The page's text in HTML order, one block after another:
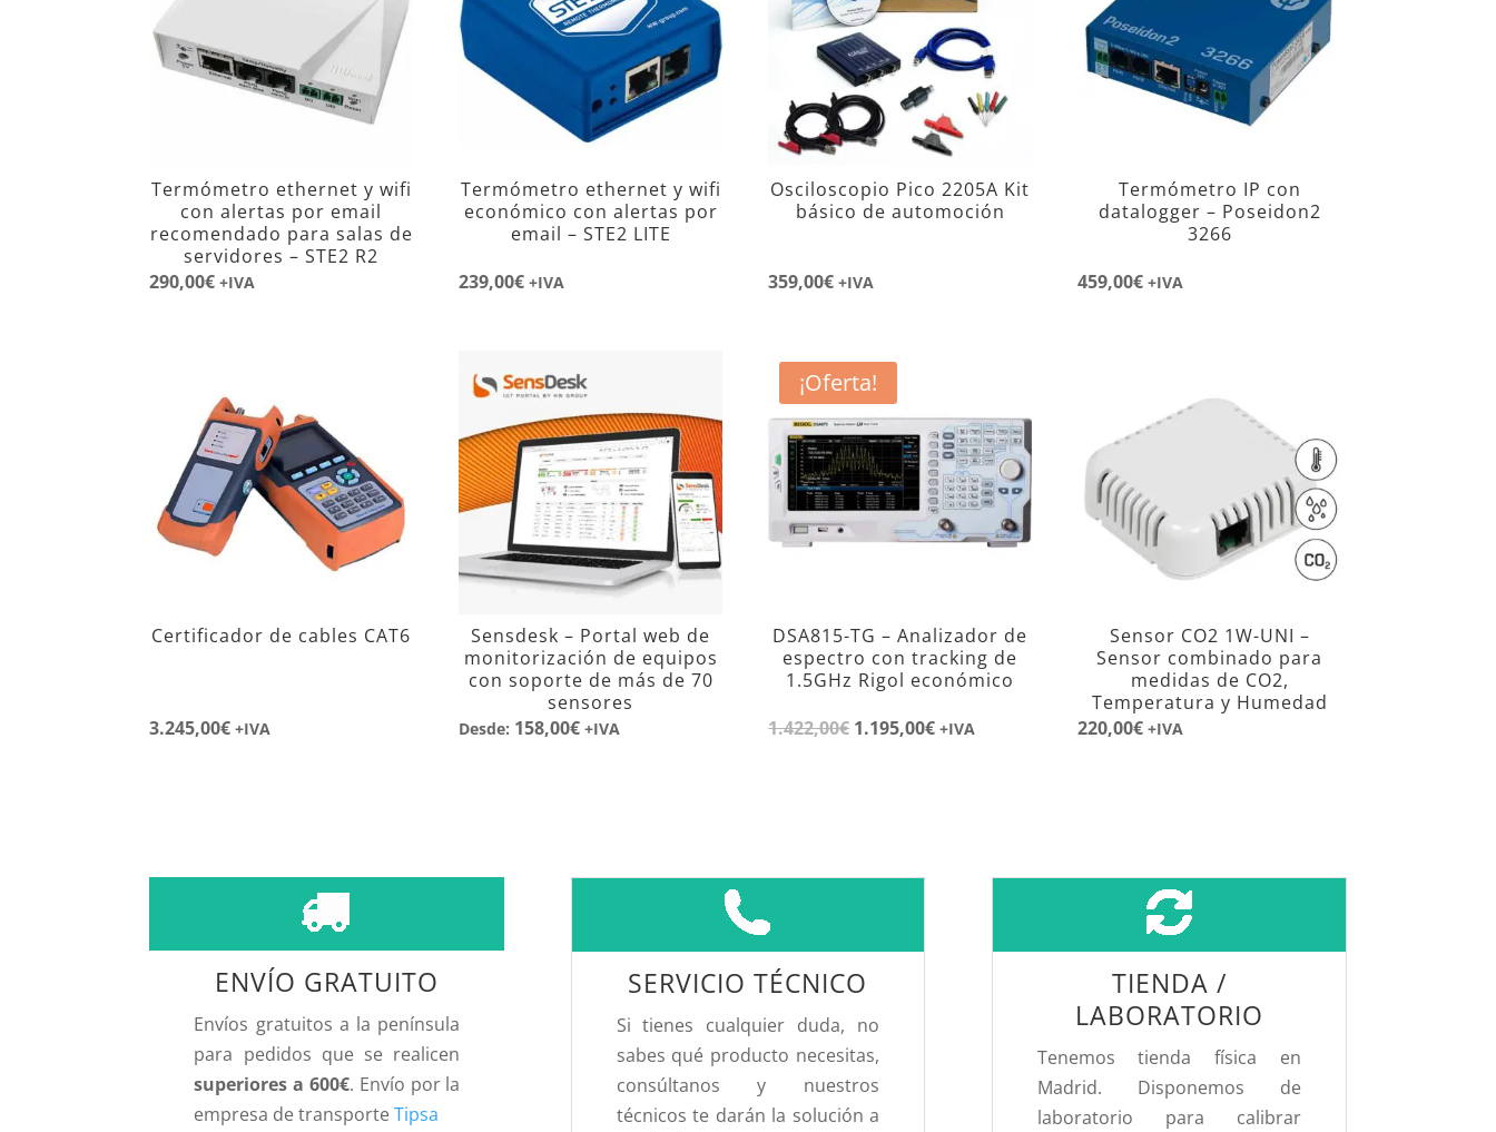
Termómetro ethernet y wifi
con alertas por email
recomendado para salas de
servidores – STE2 R2
290,00€ +IVA
Termómetro ethernet y wifi
económico con alertas por
email – STE2 LITE
239,00€ +IVA
Osciloscopio Pico 2205A Kit
básico de automoción
359,00€ +IVA
Termómetro IP con
datalogger – Poseidon2
3266
459,00€ +IVA
Certificador de cables CAT6
3.245,00€ +IVA
Sensdesk – Portal web de
monitorización de equipos
con soporte de más de 70
sensores
Desde: 158,00€ +IVA
¡Oferta!
DSA815-TG – Analizador de
espectro con tracking de
1.5GHz Rigol económico
1.422,00€ El
1.195,00€El+IVA
Sensor CO2 1W-UNI –
Sensor combinado para
medidas de CO2,
Temperatura y Humedad
220,00€ +IVA
ENVÍO GRATUITO
Envíos gratuitos a la península
para pedidos que se realicen
superiores a 600€. Envío por la
empresa de transporteTipsa
SERVICIO TÉCNICO
Si tienes cualquier duda, no
sabes qué producto necesitas,
consúltanos y nuestros
técnicos te darán la solución a
TIENDA /
LABORATORIO
Tenemos tienda física en
Madrid. Disponemos de
laboratorio para calibrar